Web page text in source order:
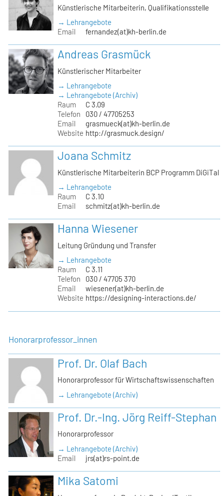
Künstlerische Mitarbeiterin, Qualifikationsstelle
→ Lehrangebote
Email
fernandez(at)kh-berlin.de
Andreas Grasmück
Künstlerischer Mitarbeiter
→ Lehrangebote
→ Lehrangebote (Archiv)
Raum
C 3.09
Telefon
030 / 47705253
Email
grasmueck(at)kh-berlin.de
Website http://grasmuck.design/
Joana Schmitz
Künstlerische Mitarbeiterin BCP Programm DiGiTal
→ Lehrangebote
Raum
C 3.10
Email
schmitz(at)kh-berlin.de
Hanna Wiesener
Leitung Gründung und Transfer
→ Lehrangebote
Raum
C 3.11
Telefon
030 / 47705 370
Email
wiesener(at)kh-berlin.de
Website https://designing-interactions.de/
Honorarprofessor_innen
Prof. Dr. Olaf Bach
Honorarprofessor für Wirtschaftswissenschaften
→ Lehrangebote (Archiv)
Prof. Dr.-Ing. Jörg Reiff-Stephan
Honorarprofessor
→ Lehrangebote (Archiv)
Email
jrs(at)rs-point.de
Mika Satomi